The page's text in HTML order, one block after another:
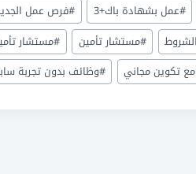
#عمل بشهادة باك+3 #فرص عمل
#مستشار تأمين #مستشار
تكوين مجاني #وظائف بدون تجربة